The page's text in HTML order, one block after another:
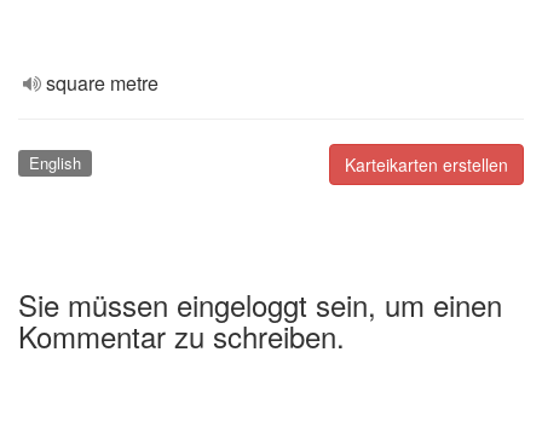
square metre
Karteikarten erstellen
English
Sie müssen eingeloggt sein, um einen
Kommentar zu schreiben.